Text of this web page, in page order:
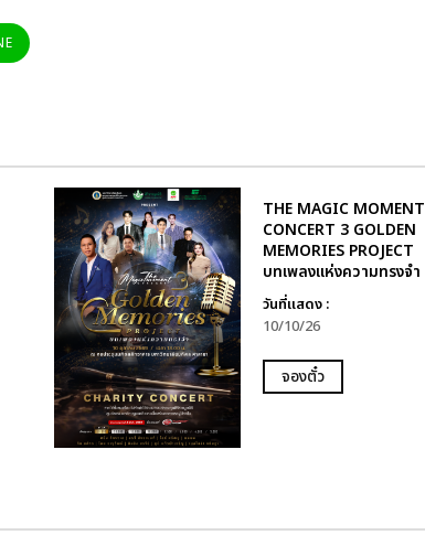
THE MAGIC MOMENT
CONCERT 3 GOLDEN
MEMORIES PROJECT
บทเพลงแห่งความทรงจำ
วันที่แสดง :
10/10/26
จองตั๋ว